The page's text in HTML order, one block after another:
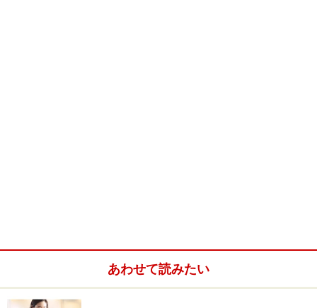
メリハリボディになれる!? ベリーダンス体
験レポート
あわせて読みたい